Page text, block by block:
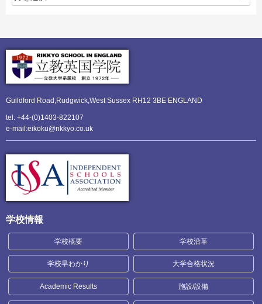
Guildford Road,Rudgwick,West Sussex RH12 3BE ENGLAND
tel: +44-(0)1403-822107
e-mail:eikoku@rikkyo.co.uk
学校情報
学校概要 学校沿革
学校早わかり 大学合格状況
Academic Results 施設/設備